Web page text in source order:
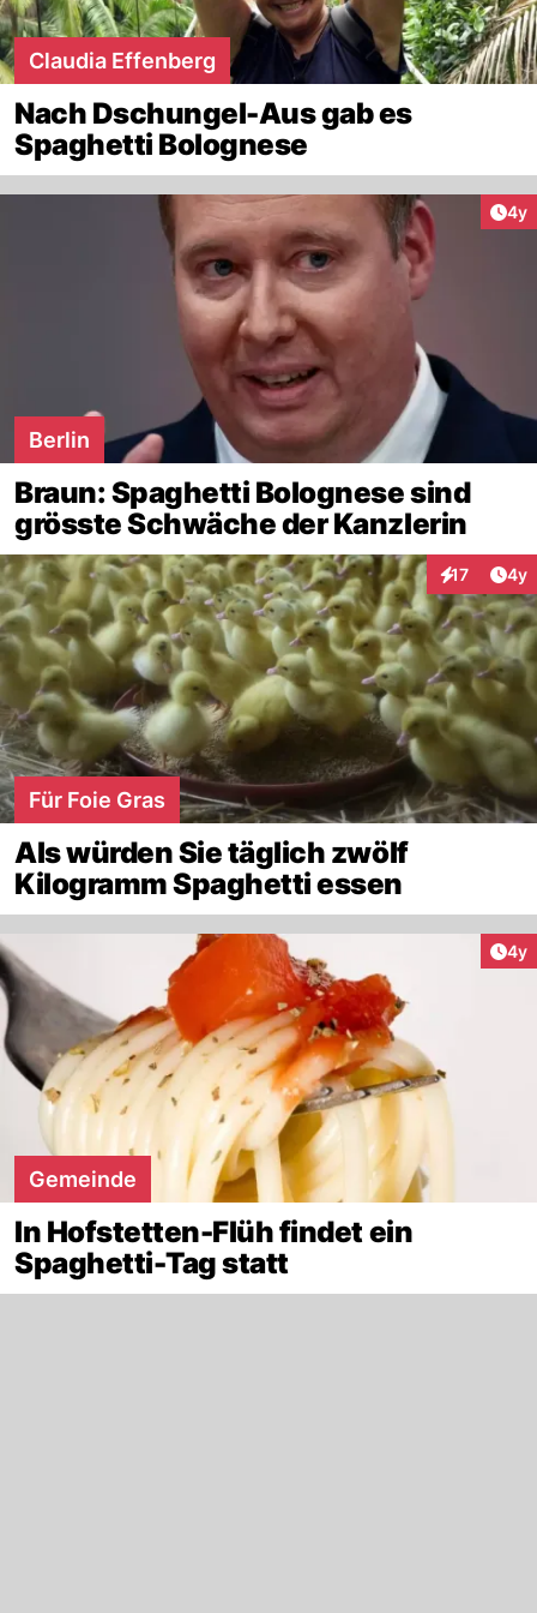
Claudia Effenberg
Nach Dschungel-Aus gab es
Spaghetti Bolognese
4y
Berlin
Braun: Spaghetti Bolognese sind
grösste Schwäche der Kanzlerin
17 4y
Für Foie Gras
Als würden Sie täglich zwölf
Kilogramm Spaghetti essen
4y
Gemeinde
In Hofstetten-Flüh findet ein
Spaghetti-Tag statt